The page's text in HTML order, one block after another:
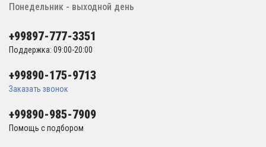
Понедельник - выходной день
+99897-777-3351
Поддержка: 09:00-20:00
+99890-175-9713
Заказать звонок
+99890-985-7909
Помощь с подбором